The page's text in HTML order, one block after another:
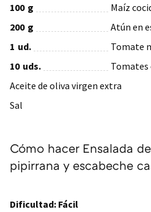
100 g
Maíz
200 g
Atún en
1 ud.
Tomate
10 uds.
Tomates
Aceite de oliva virgen extra
Sal
Cómo hacer Ensalada
pipirrana y escabeche
Dificultad: Fácil